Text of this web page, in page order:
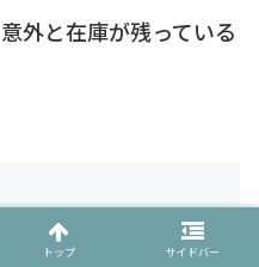
外と在庫が残っている
トップ サイドバー